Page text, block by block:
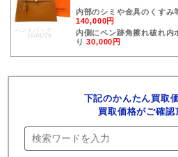
ハンドバッグ
16/01/29
内部のシミや金具のくすみ
140,000円
内側にペン跡角擦れ破れ内
り30,000円
下記のかんたん買取
買取価格がご確認